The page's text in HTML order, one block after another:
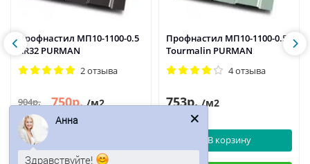
Профнастил МП10-1100-0.5
RR32 PURMAN
2 отзыва
904р. 750р. /м2
Профнастил МП10-1100-0.5
Tourmalin PURMAN
4 отзыва
753р. /м2
В корзину